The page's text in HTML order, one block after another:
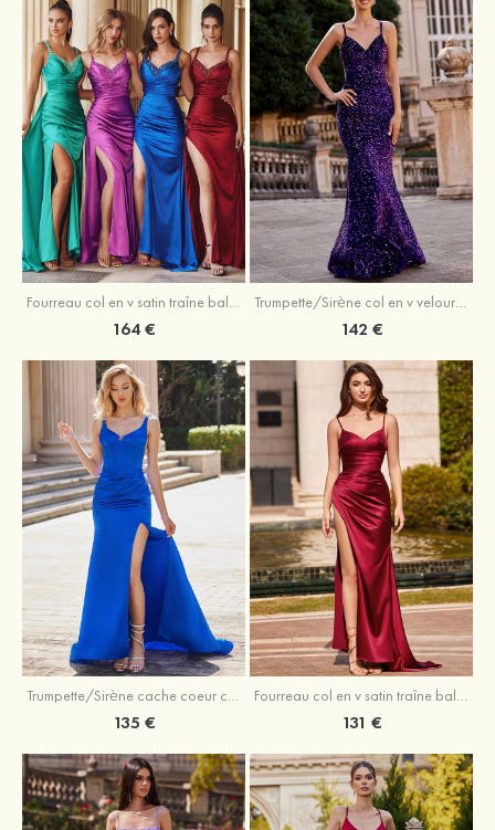
Fourreau col en v satin traîne balayage robe de bal
164 €
Trumpette/Sirène col en v velours paillettes traîne balayage robe de bal
142 €
Trumpette/Sirène cache coeur charmeuse traîne balayage robe de bal
135 €
Fourreau col en v satin traîne balayage robe de bal
131 €